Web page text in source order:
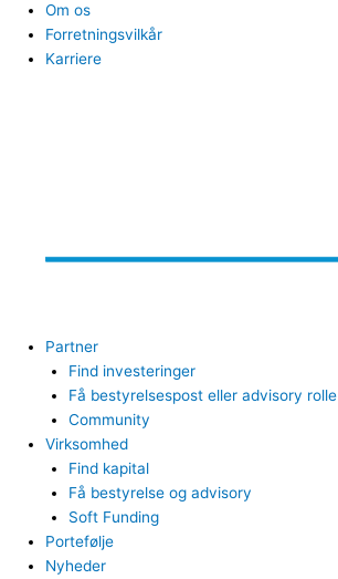
Om os
Forretningsvilkår
Karriere
Partner
Find investeringer
Få bestyrelsespost eller advisory rolle
Community
Virksomhed
Find kapital
Få bestyrelse og advisory
Soft Funding
Portefølje
Nyheder